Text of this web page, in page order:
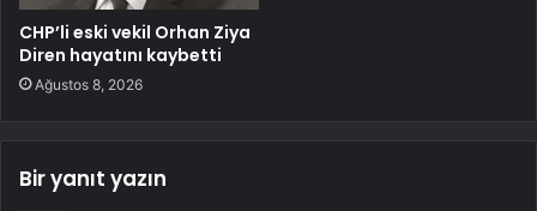
CHP’li eski vekil Orhan Ziya
Diren hayatını kaybetti
Ağustos 8, 2026
Bir yanıt yazın